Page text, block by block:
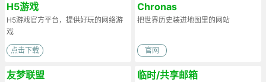
H5游戏
H5游戏官方平台，提供好玩的网络游
戏
点击下载
Chronas
把世界历史装进地图里的网站
官网
友梦联盟 临时/共享邮箱